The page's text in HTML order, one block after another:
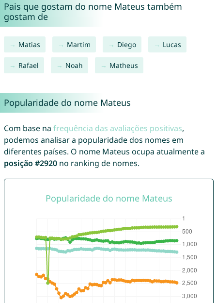
Pais que gostam do nome Mateus também
gostam de
Matias Martim Diego Lucas
Rafael Noah Matheus
Popularidade do nome Mateus
Com base na frequência das avaliações positivas,
podemos analisar a popularidade dos nomes em
diferentes países. O nome Mateus ocupa atualmente a
posição #2920no ranking de nomes.